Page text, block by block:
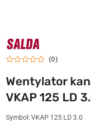
NAZWA
PRODUCENTA:
SALDA
(0)
Wentylator
VKAP 125 LD
Symbol:VKAP 125 LD 3.0